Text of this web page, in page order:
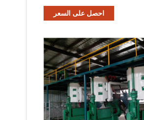
احصل على السعر